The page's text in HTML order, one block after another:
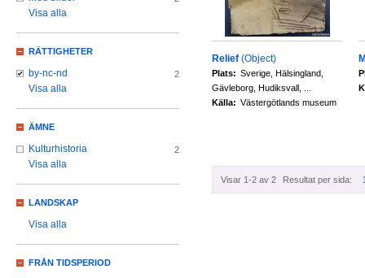
Relief (Object)
Plats: Sverige, Hälsingland,
Gävleborg, Hudiksvall, ...
Källa: Västergötlands museum
Visar 1-2 av 2 Resultat per sida:
Visa alla
RÄTTIGHETER
by-nc-nd 2
Visa alla
ÄMNE
Kulturhistoria 2
Visa alla
LANDSKAP
Visa alla
FRÅN TIDSPERIOD